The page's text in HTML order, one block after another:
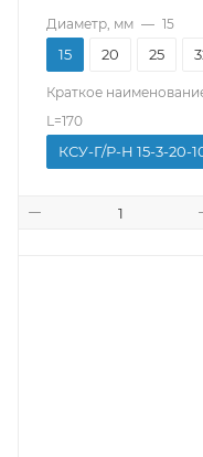
Диаметр, мм — 15
15 20 25
Краткое
L=170
КСУ-Г/Р-Н 15-3-20-